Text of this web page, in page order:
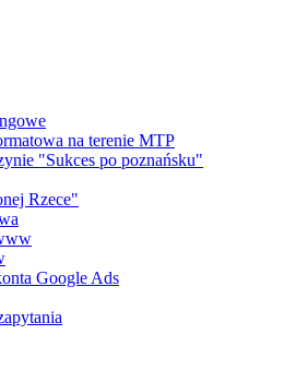
na terenie MTP
"Sukces po poznańsku"
Rzece"
Google Ads